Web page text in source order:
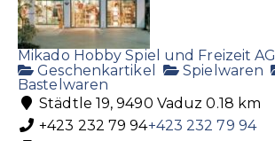
Mikado Hobby Spiel und Freizeit AG
Geschenkartikel
Spielwaren
Bastelwaren
Städtle 19, 9490 Vaduz 0.18 km
+423 232 79 94+423 232 79 94